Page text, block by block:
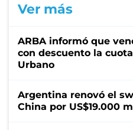
Ver más
ARBA informó que
con descuento la
Urbano
Argentina renovó el
China por US$19.000